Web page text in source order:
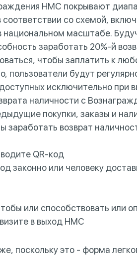
HMC покрывают
соответствии со схемой,
национальном масштабе.
заработать 20%-й
чтобы заплатить к
пользователи будут
исключительно при
наличности с
покупки, заказы и
заработать возврат
QR-код
законно или человеку
или способствовать или
в выход HMC
поскольку это - форма